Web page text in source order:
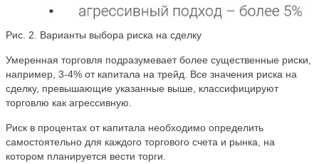
Рис. 2. Варианты выбора риска на сделку
Умеренная торговля подразумевает более существенные риски,
например, 3-4% от капитала на трейд. Все значения риска на
сделку, превышающие указанные выше, классифицируют
торговлю как агрессивную.
Риск в процентах от капитала необходимо определить
самостоятельно для каждого торгового счета и рынка, на
котором планируется вести торги.